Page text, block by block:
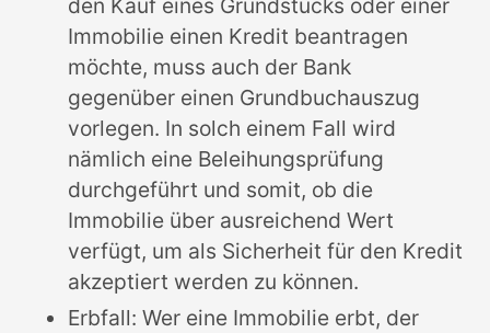
den Kauf eines Grundstücks oder einer
Immobilie einen Kredit beantragen
möchte, muss auch der Bank
gegenüber einen Grundbuchauszug
vorlegen. In solch einem Fall wird
nämlich eine Beleihungsprüfung
durchgeführt und somit, ob die
Immobilie über ausreichend Wert
verfügt, um als Sicherheit für den Kredit
akzeptiert werden zu können.
Erbfall: Wer eine Immobilie erbt, der